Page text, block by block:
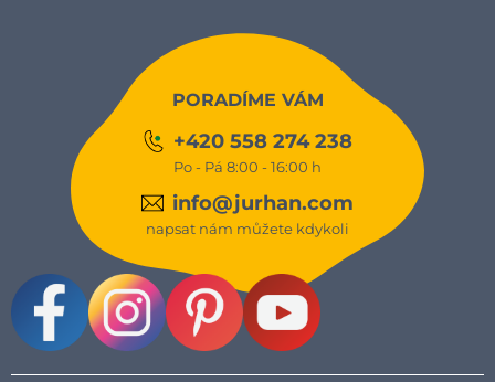
PORADÍME VÁM
+420 558 274 238
Po - Pá 8:00 - 16:00 h
info@jurhan.com
napsat nám můžete kdykoli